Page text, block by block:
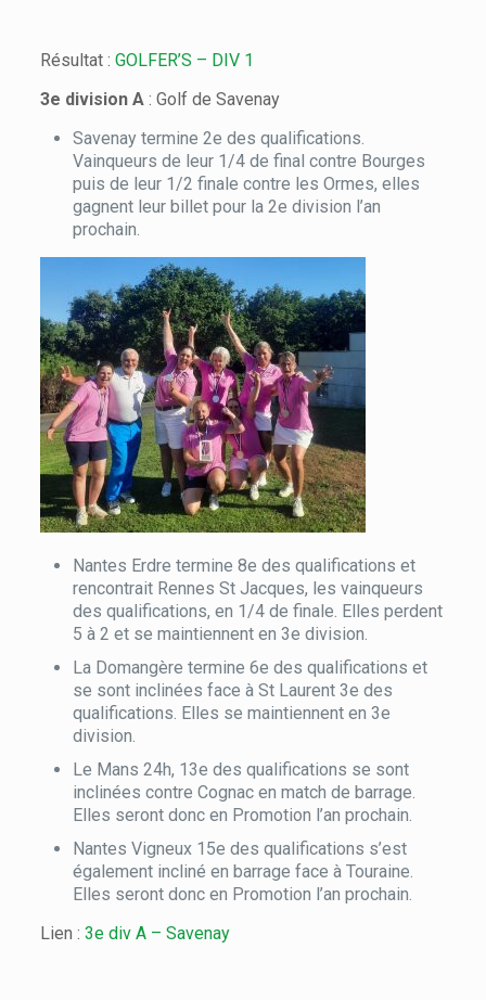
Résultat :GOLFER’S – DIV 1
3e division A : Golf de Savenay
Savenay termine 2e des qualifications.
Vainqueurs de leur 1/4 de final contre Bourges
puis de leur 1/2 finale contre les Ormes, elles
gagnent leur billet pour la 2e division l’an
prochain.
Nantes Erdre termine 8e des qualifications et
rencontrait Rennes St Jacques, les vainqueurs
des qualifications, en 1/4 de finale. Elles perdent
5 à 2 et se maintiennent en 3e division.
La Domangère termine 6e des qualifications et
se sont inclinées face à St Laurent 3e des
qualifications. Elles se maintiennent en 3e
division.
Le Mans 24h, 13e des qualifications se sont
inclinées contre Cognac en match de barrage.
Elles seront donc en Promotion l’an prochain.
Nantes Vigneux 15e des qualifications s’est
également incliné en barrage face à Touraine.
Elles seront donc en Promotion l’an prochain.
Lien :3e div A – Savenay